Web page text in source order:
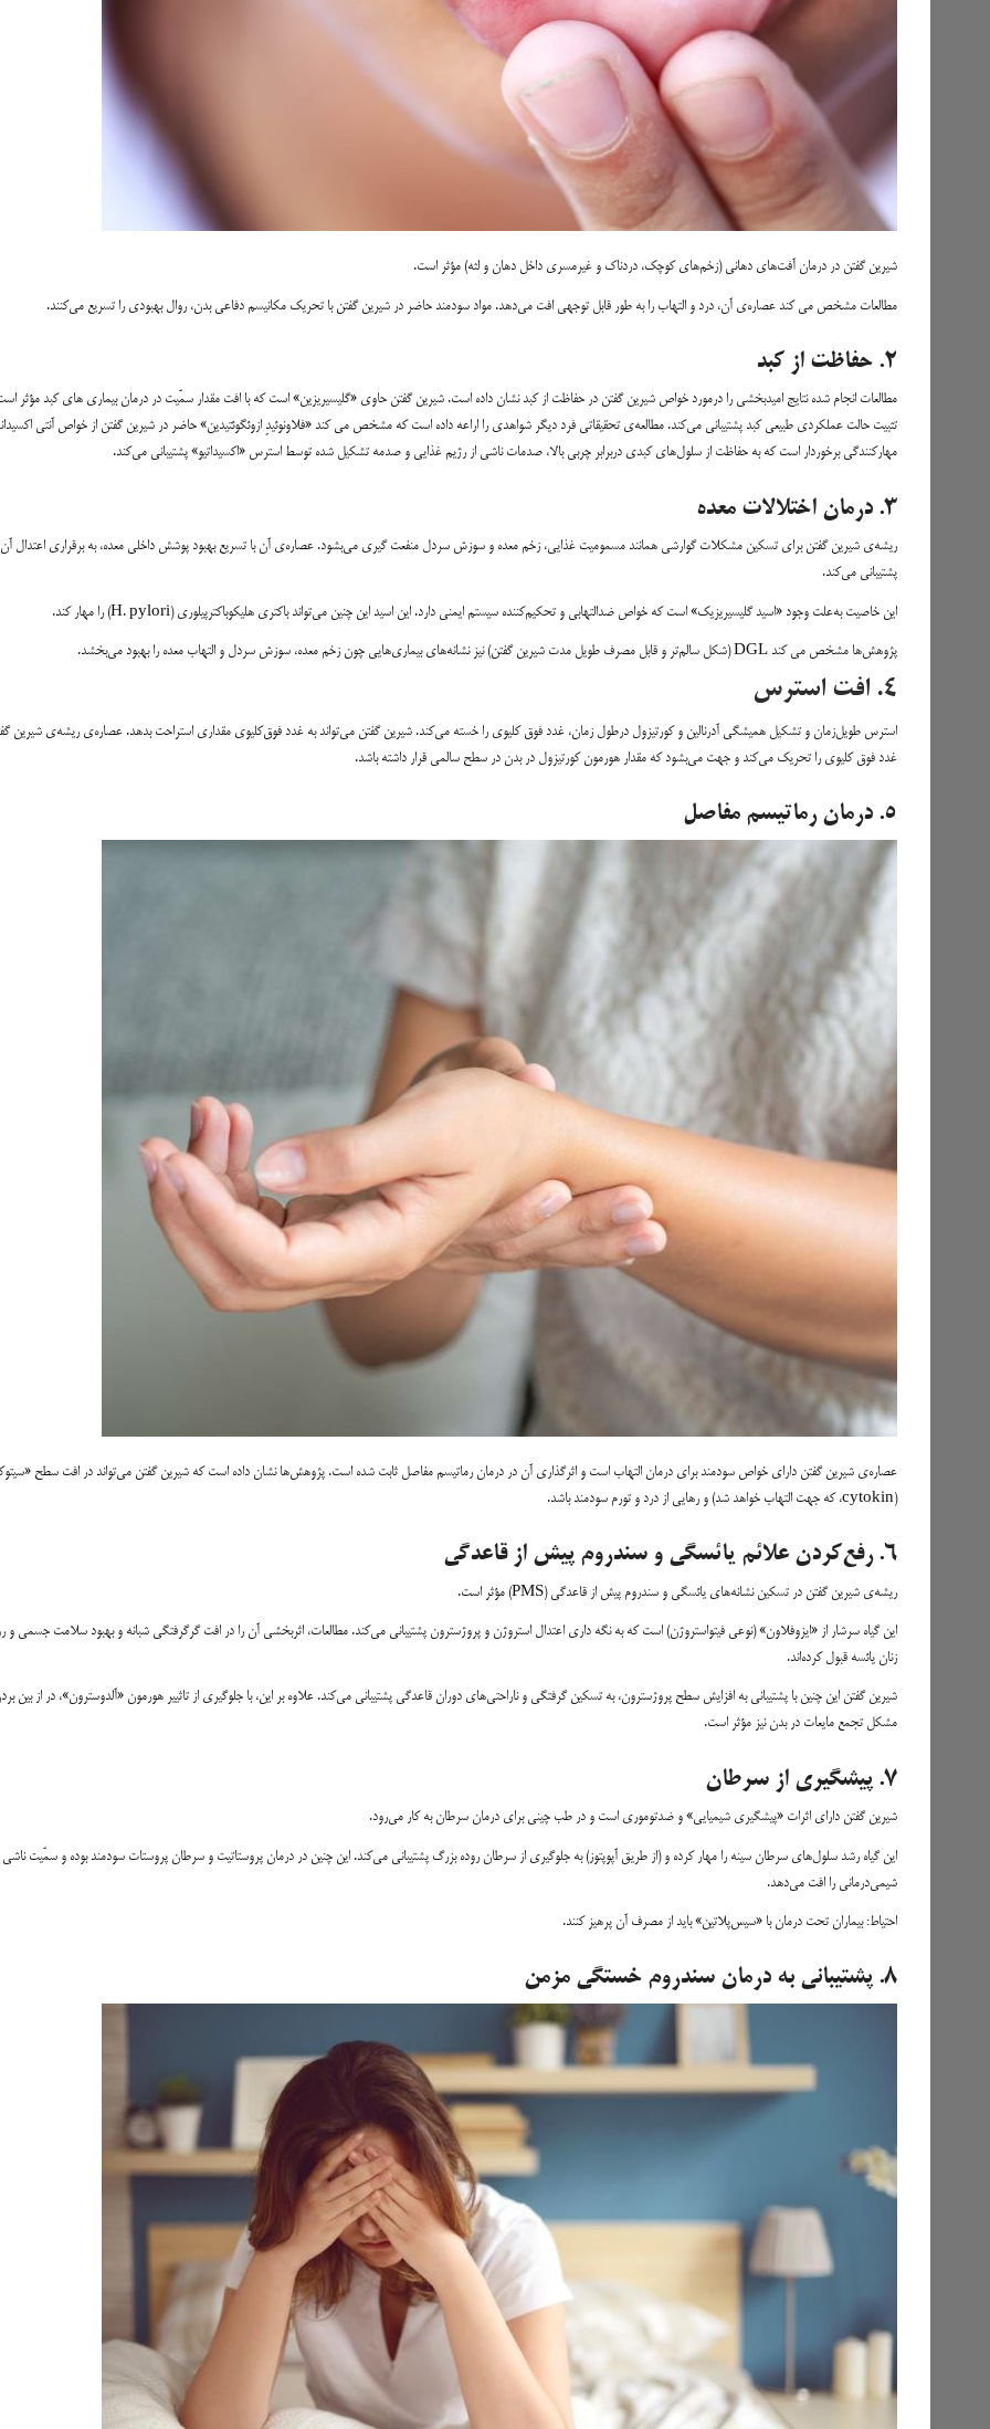
شیرین گفتن در درمان آفت‌های دهانی (زخم‌های کوچک، دردناک و غیرمسری داخل دهان و لثه) مؤثر است.
مطالعات مشخص می کند عصاره‌ی آن، درد و التهاب را به طور قابل توجهی افت می‌دهد. مواد سودمند حاضر در شیرین گفتن با تحریک مکانیسم دفاعی بدن، روال بهبودی را تسریع می‌کنند.
۲. حفاظت از کبد
مطالعات انجام شده نتایج امیدبخشی را درمورد خواص شیرین گفتن در حفاظت از کبد نشان داده است. شیرین گفتن حاوی «گلیسیریزین» است که با افت مقدار سمّیت در درمان بیماری های کبد مؤثر
تثبیت حالت عملکردی طبیعی کبد پشتیبانی می‌کند. مطالعه‌ی تحقیقاتی فرد دیگر شواهدی را اراعه داده است که مشخص می کند «فلاونوئیدِ ازوئگوئتیدین» حاضر در شیرین گفتن از خواص آنتی
مهارکنندگی برخوردار است که به حفاظت از سلول‌های کبدی دربرابر چربی بالا، صدمات ناشی از رژیم غذایی و صدمه تشکیل شده توسط استرس «اکسیداتیو» پشتیبانی می‌کند.
۳. درمان اختلالات معده
ریشه‌ی شیرین گفتن برای تسکین مشکلات گوارشی همانند مسمومیت غذایی، زخم معده و سوزش سردل منفعت گیری می‌بشود. عصاره‌ی آن با تسریع بهبود پوشش داخلی معده، به برقراری اعتدال آن
پشتیبانی می‌کند.
این خاصیت به‌علت وجود «اسید گلیسیریزیک» است که خواص ضدالتهابی و تحکیم‌کننده سیستم ایمنی دارد. این اسید این چنین می‌تواند باکتری هلیکوباکترپیلوری (H. pylori) را مهار کند.
پژوهش‌ها مشخص می کند DGL (شکل سالم‌تر و قابل مصرف طویل مدت شیرین گفتن) نیز نشانه‌های بیماری‌هایی چون زخم معده، سوزش سردل و التهاب معده را بهبود می‌بخشد.
۴. افت استرس
استرس طویل‌زمان و تشکیل همیشگی آدرنالین و کورتیزول درطول زمان، غدد فوق کلیوی را خسته می‌کند. شیرین گفتن می‌تواند به غدد فوق‌کلیوی مقداری استراحت بدهد. عصاره‌ی ریشه‌ی شیرین
غدد فوق کلیوی را تحریک می‌کند و جهت می‌بشود که مقدار هورمون کورتیزول در بدن در سطح سالمی قرار داشته باشد.
۵. درمان رماتیسم مفاصل
عصاره‌ی شیرین گفتن دارای خواص سودمند برای درمان التهاب است و اثرگذاری آن در درمان رماتیسم مفاصل ثابت شده است. پژوهش‌ها نشان داده است که شیرین گفتن می‌تواند در افت سطح
(cytokin، که جهت التهاب خواهد شد) و رهایی از درد و تورم سودمند باشد.
۶. رفع‌کردن علائم یائسگی و سندروم پیش از قاعدگی
ریشه‌ی شیرین گفتن در تسکین نشانه‌های یائسگی و سندروم پیش از قاعدگی (PMS) مؤثر است.
این گیاه سرشار از «ایزوفلاون‌» (نوعی فیتواستروژن) است که به نگه داری اعتدال استروژن و پروژسترون پشتیبانی می‌کند. مطالعات، اثربخشی آن را در افت گرگرفتگی شبانه و بهبود سلامت جسمی و
زنان یائسه قبول کرده‌اند.
شیرین گفتن این چنین با پشتیبانی به افزایش سطح پروژسترون، به تسکین گرفتگی و ناراحتی‌های دوران قاعدگی پشتیبانی می‌کند. علاوه بر این، با جلوگیری از تاثییر هورمون «آلدوسترون»، در از بین
مشکل تجمع مایعات در بدن نیز مؤثر است.
۷. پیشگیری از سرطان
شیرین گفتن دارای اثرات «پیشگیری شیمیایی» و ضدتوموری است و در طب چینی برای درمان سرطان به کار می‌رود.
این گیاه رشد سلول‌های سرطان سینه را مهار کرده و (از طریق آپوپتوز) به جلوگیری از سرطان روده بزرگ پشتیبانی می‌کند. این چنین در درمان پروستاتیت و سرطان پروستات سودمند بوده و سمّیت ناشی
شیمی‌درمانی را افت می‌دهد.
احتیاط: بیماران تحت درمان با «سیس‌پلاتین» باید از مصرف آن پرهیز کنند.
۸. پشتیبانی به درمان سندروم خستگی مزمن